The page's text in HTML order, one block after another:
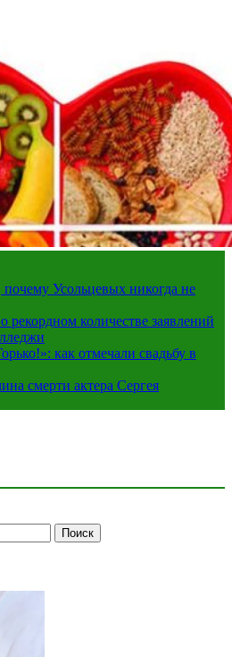
Усольцевых никогда не
количестве заявлений
как отмечали свадьбу в
смерти актера Сергея